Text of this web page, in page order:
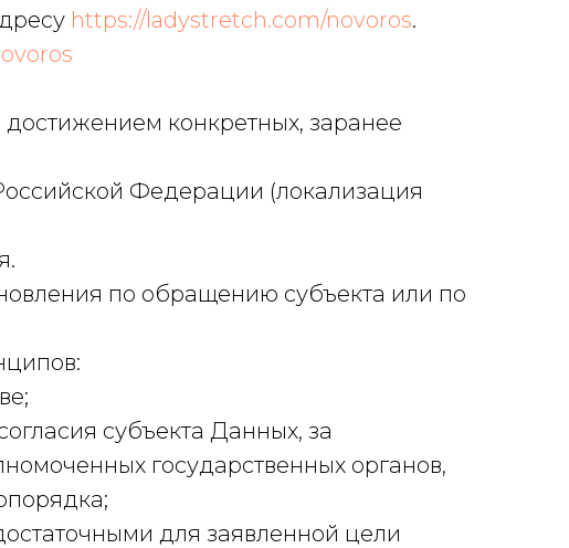
https://ladystretch.com/novoros.
конкретных, заранее
Федерации (локализация
по обращению субъекта или по
субъекта Данных, за
государственных органов,
для заявленной цели